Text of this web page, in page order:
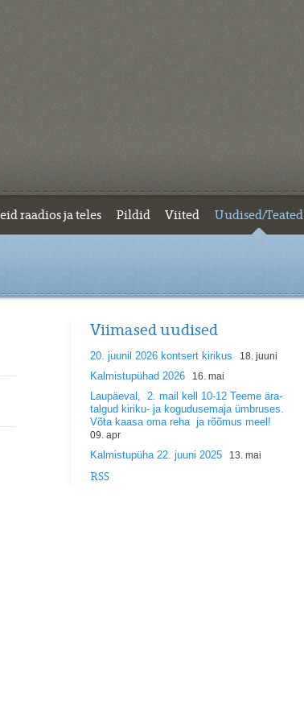
raadios ja teles Pildid Viited Uudised/Teated
Viimased uudised
20. juunil 2026 kontsert kirikus 18. juuni
Kalmistupühad 2026 16. mai
Laupäeval, 2. mail kell 10-12 Teeme ära-
talgud kiriku- ja kogudusemaja ümbruses.
Võta kaasa oma reha ja rõõmus meel!
09. apr
Kalmistupüha 22. juuni 2025 13. mai
RSS